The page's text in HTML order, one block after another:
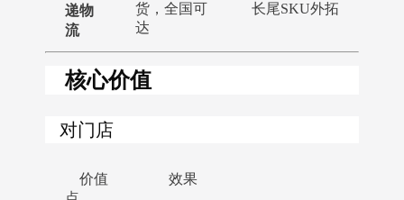
递物
流
货，全国可
达
长尾SKU外拓
核心价值
对门店
价值
效果